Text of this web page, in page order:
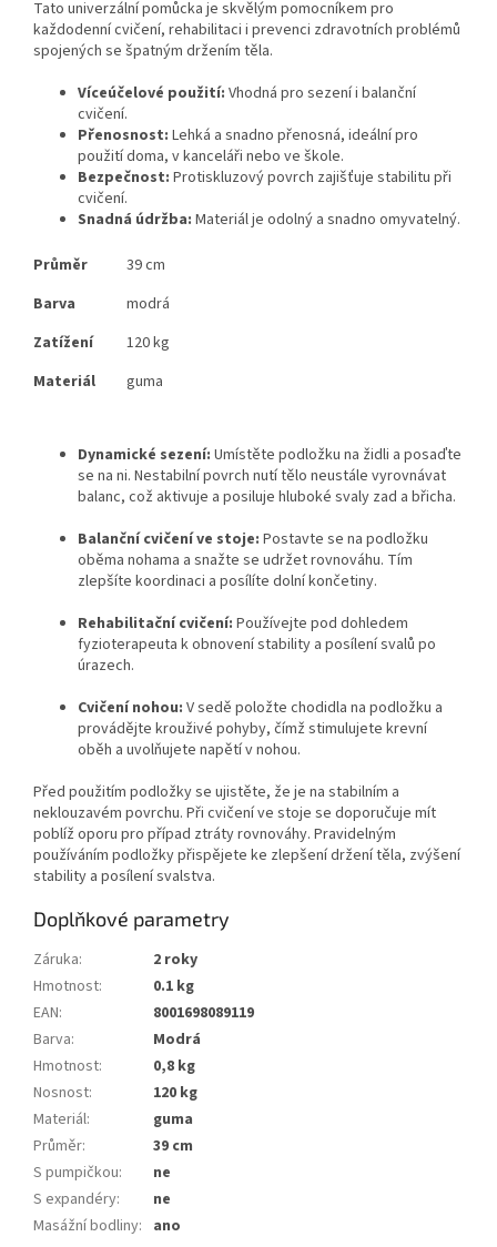
Tato univerzální pomůcka je skvělým pomocníkem pro
každodenní cvičení, rehabilitaci i prevenci zdravotních problémů
spojených se špatným držením těla.
Víceúčelové použití: Vhodná pro sezení i balanční
cvičení.
Přenosnost: Lehká a snadno přenosná, ideální pro
použití doma, v kanceláři nebo ve škole.
Bezpečnost: Protiskluzový povrch zajišťuje stabilitu při
cvičení.
Snadná údržba: Materiál je odolný a snadno omyvatelný.
Průměr
39 cm
Barva
modrá
Zatížení
120 kg
Materiál
guma
Dynamické sezení: Umístěte podložku na židli a posaďte
se na ni. Nestabilní povrch nutí tělo neustále vyrovnávat
balanc, což aktivuje a posiluje hluboké svaly zad a břicha.
Balanční cvičení ve stoje: Postavte se na podložku
oběma nohama a snažte se udržet rovnováhu. Tím
zlepšíte koordinaci a posílíte dolní končetiny.
Rehabilitační cvičení: Používejte pod dohledem
fyzioterapeuta k obnovení stability a posílení svalů po
úrazech.
Cvičení nohou: V sedě položte chodidla na podložku a
provádějte krouživé pohyby, čímž stimulujete krevní
oběh a uvolňujete napětí v nohou.
Před použitím podložky se ujistěte, že je na stabilním a
neklouzavém povrchu. Při cvičení ve stoje se doporučuje mít
poblíž oporu pro případ ztráty rovnováhy. Pravidelným
používáním podložky přispějete ke zlepšení držení těla, zvýšení
stability a posílení svalstva.
Doplňkové parametry
Záruka:
2 roky
Hmotnost:
0.1 kg
EAN:
8001698089119
Barva:
Modrá
Hmotnost:
0,8 kg
Nosnost:
120 kg
Materiál:
guma
Průměr:
39 cm
S pumpičkou:
ne
S expandéry:
ne
Masážní bodliny: ano